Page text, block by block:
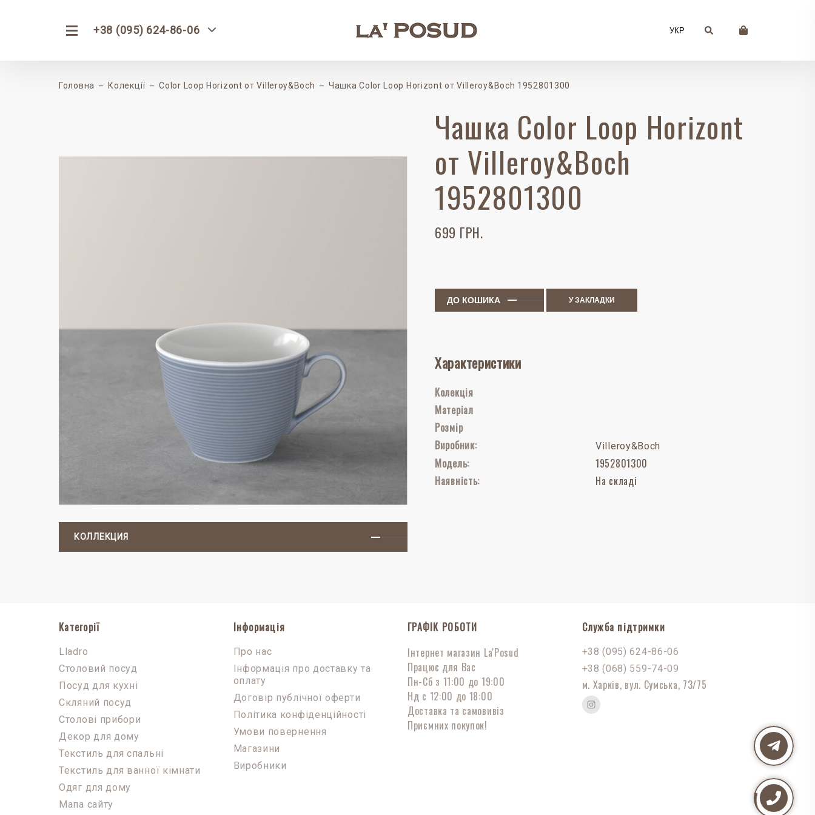
+38 (095) 624-86-06 УКР
Головна Колекції Color Loop Horizont от Villeroy&Boch Чашка Color Loop Horizont от Villeroy&Boch 1952801300
КОЛЛЕКЦИЯ
Чашка Color Loop Horizont
от Villeroy&Boch
1952801300
699 ГРН.
ДО КОШИКА У ЗАКЛАДКИ
Характеристики
Колекція
Матеріал
Розмір
Виробник:
Villeroy&Boch
Модель:
1952801300
Наявність:
На складі
Категорії
Lladro
Столовий посуд
Посуд для кухні
Скляний посуд
Столові прибори
Декор для дому
Текстиль для спальні
Текстиль для ванної кімнати
Одяг для дому
Мапа сайту
Інформація
Про нас
Інформація про доставку та
оплату
Договір публічної оферти
Політика конфіденційності
Умови повернення
Магазини
Виробники
ГРАФІК РОБОТИ
Інтернет магазин La'Posud
Працює для Вас
Пн-Сб з 11:00 до 19:00
Нд с 12:00 до 18:00
Доставка та самовивіз
Приємних покупок!
Служба підтримки
+38 (095) 624-86-06
+38 (068) 559-74-09
м. Харків, вул. Сумська, 73/75